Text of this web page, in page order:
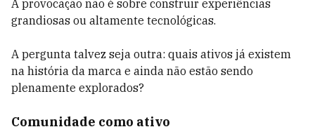
A provocação não é sobre construir experiências
grandiosas ou altamente tecnológicas.
A pergunta talvez seja outra: quais ativos já existem
na história da marca e ainda não estão sendo
plenamente explorados?
Comunidade como ativo